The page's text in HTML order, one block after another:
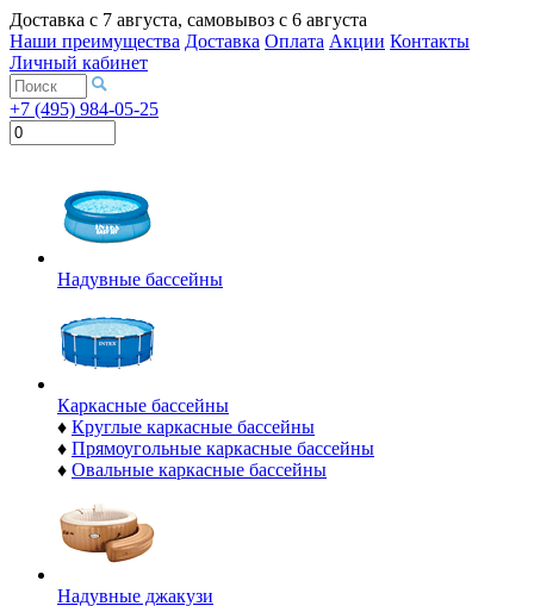
Доставка с 7 августа, самовывоз с 6 августа
Наши преимущества Доставка Оплата Акции Контакты
Личный кабинет
+7 (495) 984-05-25
Надувные бассейны
Каркасные бассейны
♦ Круглые каркасные бассейны
♦ Прямоугольные каркасные бассейны
♦ Овальные каркасные бассейны
Надувные джакузи